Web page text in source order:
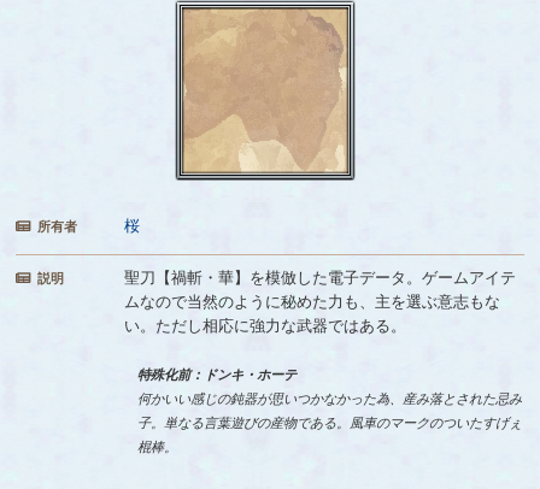
所有者 桜
説明
聖刀【禍斬・華】を模倣した電子データ。ゲームアイテ
ムなので当然のように秘めた力も、主を選ぶ意志もな
い。ただし相応に強力な武器ではある。
特殊化前：ドンキ・ホーテ
何かいい感じの鈍器が思いつかなかった為、産み落とされた忌み
子。単なる言葉遊びの産物である。風車のマークのついたすげぇ
棍棒。